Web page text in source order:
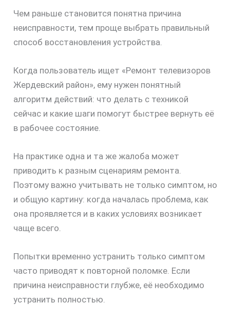
Чем раньше становится понятна причина
неисправности, тем проще выбрать правильный
способ восстановления устройства.
Когда пользователь ищет «Ремонт телевизоров
Жердевский район», ему нужен понятный
алгоритм действий: что делать с техникой
сейчас и какие шаги помогут быстрее вернуть её
в рабочее состояние.
На практике одна и та же жалоба может
приводить к разным сценариям ремонта.
Поэтому важно учитывать не только симптом, но
и общую картину: когда началась проблема, как
она проявляется и в каких условиях возникает
чаще всего.
Попытки временно устранить только симптом
часто приводят к повторной поломке. Если
причина неисправности глубже, её необходимо
устранить полностью.
скидку
30%